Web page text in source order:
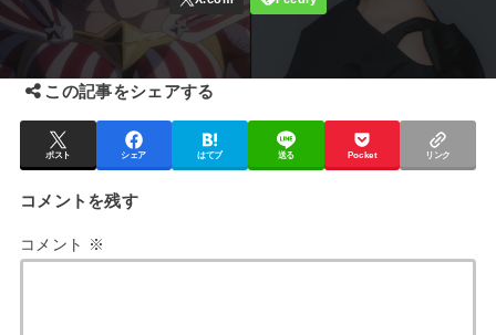
この記事をシェアする
ポスト シェア はてブ 送る Pocket リンク
コメントを残す
コメント ※